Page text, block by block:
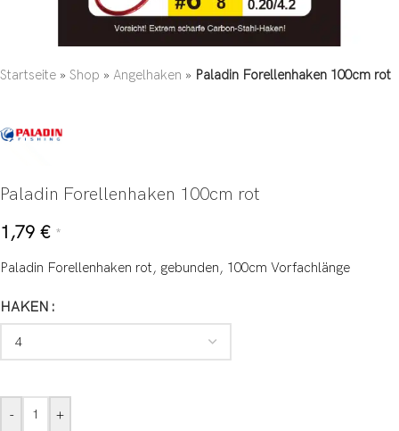
Startseite » Shop » Angelhaken » Paladin Forellenhaken 100cm rot
Paladin Forellenhaken 100cm rot
1,79 € *
Paladin Forellenhaken rot, gebunden, 100cm Vorfachlänge
HAKEN
- +